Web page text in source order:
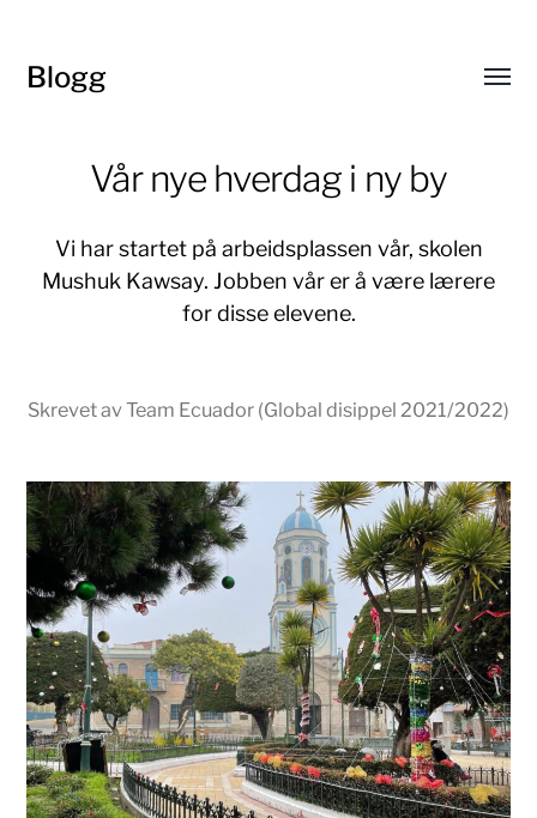
Blogg
Vår nye hverdag i ny by
Vi har startet på arbeidsplassen vår, skolen
Mushuk Kawsay. Jobben vår er å være lærere
for disse elevene.
Skrevet av Team Ecuador (Global disippel 2021/2022)